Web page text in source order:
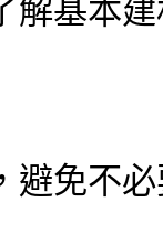
解基本
避免不